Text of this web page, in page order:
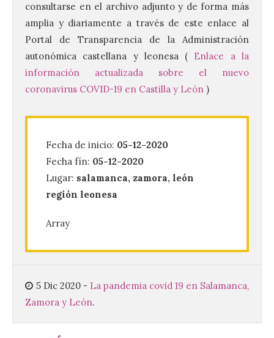
consultarse en el archivo adjunto y de forma más
amplia y diariamente a través de este enlace al
Portal de Transparencia de la Administración
autonómica castellana y leonesa ( Enlace a la
información actualizada sobre el nuevo
coronavirus COVID-19 en Castilla y León )
Fecha de inicio: 05-12-2020
Fecha fín: 05-12-2020
Lugar: salamanca, zamora, león
región leonesa
Array
5 Dic 2020 - La pandemia covid 19 en Salamanca,
Zamora y León.
La 69FIDMA ha acogido
este domingo una nueva
Astorga.
El presidente de la
Diputación de León,
Gerardo Álvarez Courel, y
acto institucional organizado con motivo
CIUDEN acoge un nuevo